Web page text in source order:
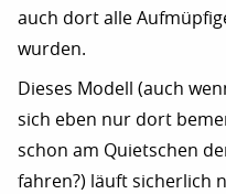
auch dort alle
wurden.
Dieses Modell (auch
sich eben nur dort
schon am Quietschen
fahren?) läuft sicherlich